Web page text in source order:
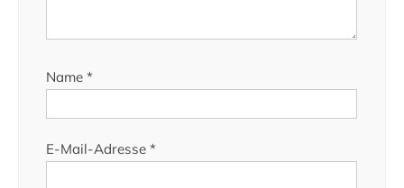
Name *
E-Mail-Adresse *